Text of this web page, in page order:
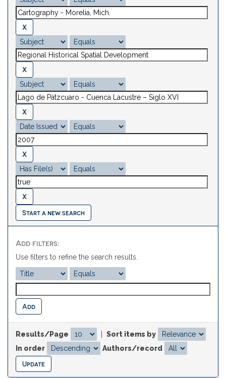
Start a new search
Add filters:
Use filters to refine the search results.
Results/Page
Sort items by
In order
Authors/record